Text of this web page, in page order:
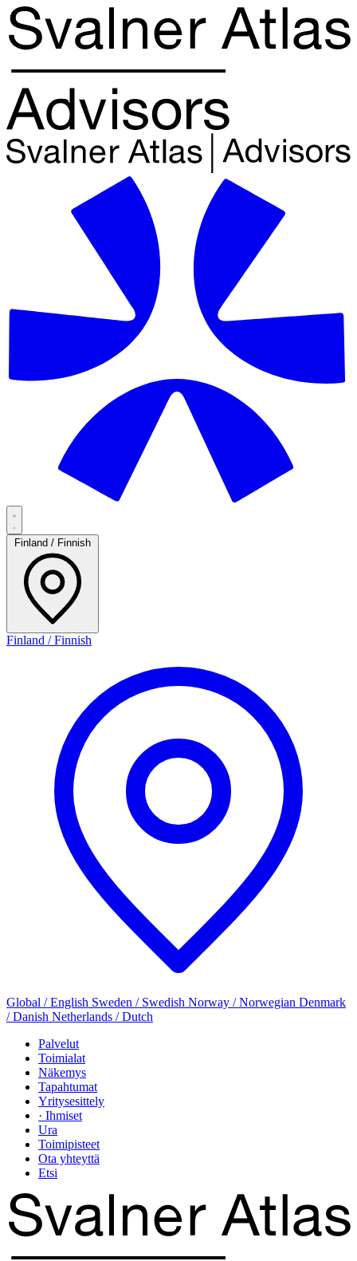
Finland / Finnish
Finland / Finnish
Global / English Sweden / Swedish Norway / Norwegian Denmark
/ Danish Netherlands / Dutch
Palvelut
Toimialat
Näkemys
Tapahtumat
Yritysesittely
· Ihmiset
Ura
Toimipisteet
Ota yhteyttä
Etsi